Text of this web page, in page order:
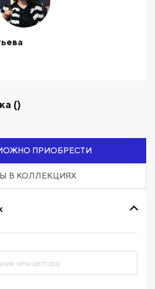
()
ПРИОБРЕСТИ
В КОЛЛЕКЦИЯХ